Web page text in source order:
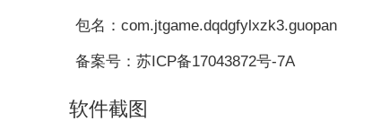
包名：com.jtgame.dqdgfylxzk3.guopan
备案号：苏ICP备17043872号-7A
软件截图